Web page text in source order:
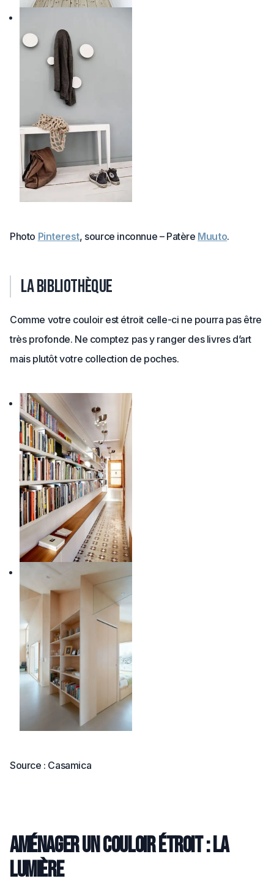
Photo Pinterest, source inconnue – Patère Muuto.
La bibliothèque
Comme votre couloir est étroit celle-ci ne pourra pas être
très profonde. Ne comptez pas y ranger des livres d’art
mais plutôt votre collection de poches.
Source : Casamica
Aménager un couloir étroit : la
lumière